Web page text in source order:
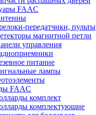
FAAC
передатчики, пульты
магнитной петли
управления
питание
лампы
FAAC
комплект
комплектующие